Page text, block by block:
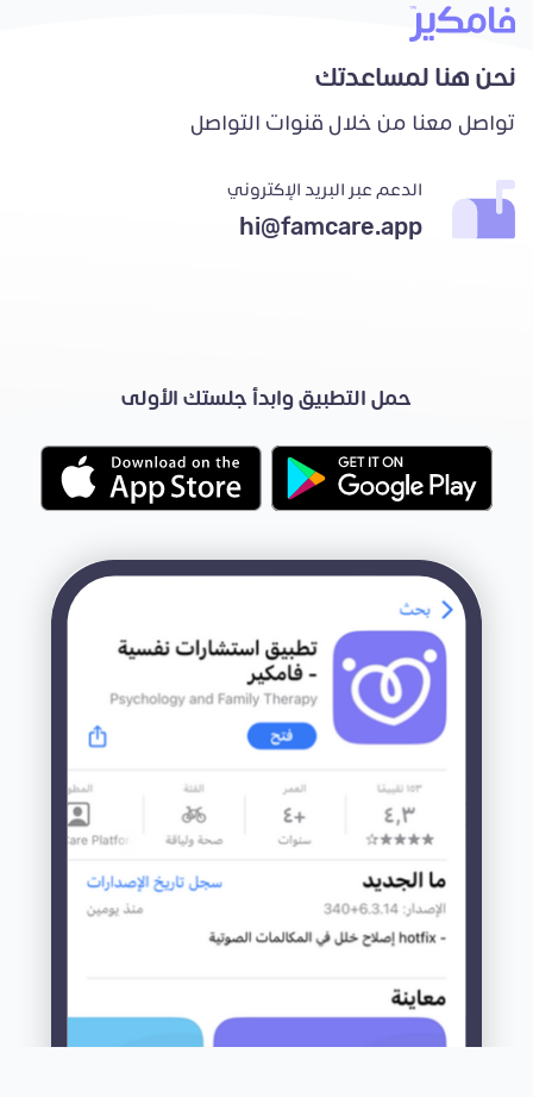
نحن هنا لمساعدتك
تواصل معنا من خلال قنوات التواصل
الدعم عبر البريد الإكتروني
hi@famcare.app
حمل التطبيق وابدأ جلستك الأولى